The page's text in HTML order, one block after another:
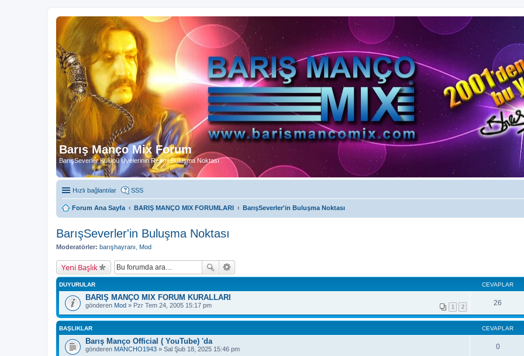
Barış Manço Mix Forum
BarışSeverler Kulübü Üyelerinin Resmi Buluşma Noktası
Hızlı bağlantılar SSS
Forum Ana Sayfa BARIŞ MANÇO MIX FORUMLARI BarışSeverler'in Buluşma Noktası
BarışSeverler'in Buluşma Noktası
Moderatörler: barışhayranı Mod
Yeni Başlık
DUYURULAR CEVAPLAR
BARIŞ MANÇO MIX FORUM KURALLARI
1 2
gönderen Mod » Pzr Tem 24, 2005 15:17 pm 26
BAŞLIKLAR CEVAPLAR
Barış Manço Official ( YouTube) 'da
gönderen MANCHO1943 » Sal Şub 18, 2025 15:46 pm 0